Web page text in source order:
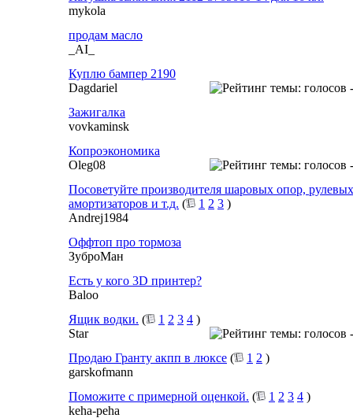
mykola
продам масло
_AI_
Куплю бампер 2190
Dagdariel
Зажигалка
vovkaminsk
Копроэкономика
Oleg08
Посоветуйте производителя шаровых опор,
амортизаторов и т.д. ( 1 2 3 )
Andrej1984
Оффтоп про тормоза
ЗуброМан
Есть у кого 3D принтер?
Baloo
Ящик водки. ( 1 2 3 4 )
Star
Продаю Гранту акпп в люксе ( 1 2 )
garskofmann
Поможите с примерной оценкой. ( 1 2 3 4 )
keha-peha